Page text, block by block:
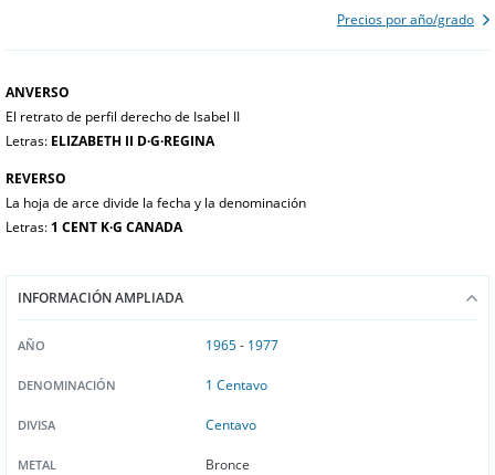
Precios por año/grado
ANVERSO
El retrato de perfil derecho de Isabel II
Letras: ELIZABETH II D∙G∙REGINA
REVERSO
La hoja de arce divide la fecha y la denominación
Letras: 1 CENT K∙G CANADA
INFORMACIÓN AMPLIADA
AÑO 1965- 1977
DENOMINACIÓN 1 Centavo
DIVISA Centavo
METAL Bronce